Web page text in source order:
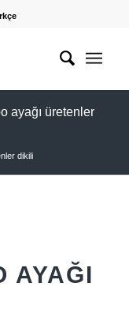
ayağı üretenler
dikili
AYAĞI